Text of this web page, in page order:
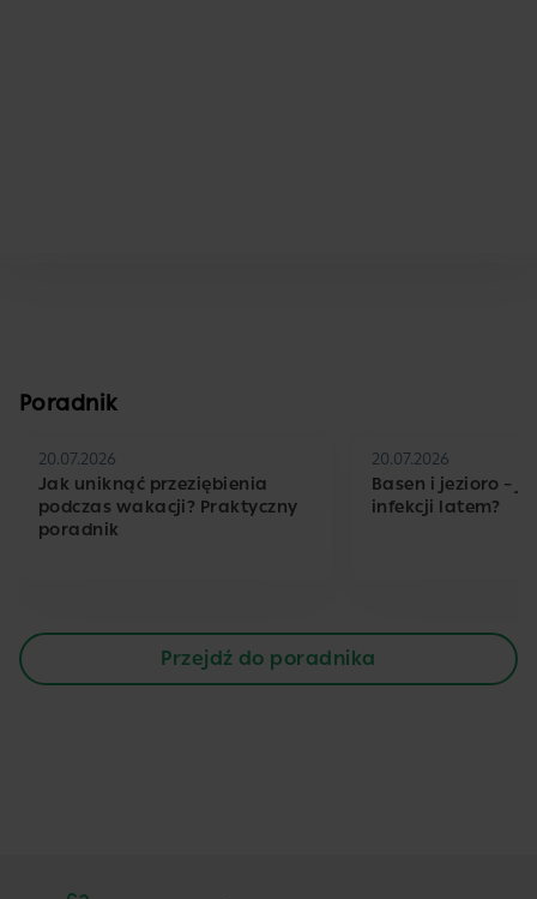
Poradnik
20.07.2026
Jak uniknąć przeziębienia
podczas wakacji? Praktyczny
poradnik
20.07.2026
Basen i jezioro –
infekcji latem?
Przejdź do poradnika